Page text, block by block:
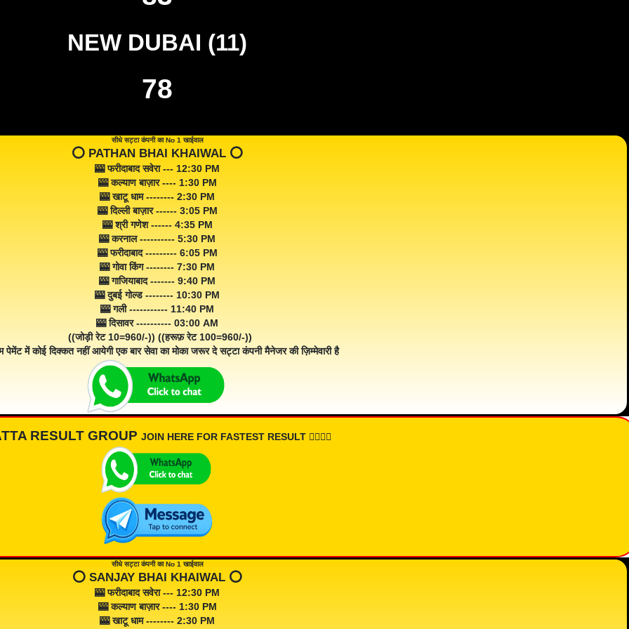
NEW DUBAI (11)
78
सीधे सट्टा कंपनी का No 1 खाईवाल
⭕️ PATHAN BHAI KHAIWAL ⭕️
🎰 फरीदाबाद सवेरा --- 12:30 PM
🎰 कल्याण बाज़ार ---- 1:30 PM
🎰 खाटू धाम -------- 2:30 PM
🎰 दिल्ली बाज़ार ------ 3:05 PM
🎰 श्री गणेश ------ 4:35 PM
🎰 करनाल ---------- 5:30 PM
🎰 फरीदाबाद --------- 6:05 PM
🎰 गोवा किंग -------- 7:30 PM
🎰 गाजियाबाद ------- 9:40 PM
🎰 दुबई गोल्ड -------- 10:30 PM
🎰 गली ----------- 11:40 PM
🎰 दिसावर ---------- 03:00 AM
((जोड़ी रेट 10=960/-)) ((हरूफ़ रेट 100=960/-))
पेमेंट में कोई दिक्कत नहीं आयेगी एक बार सेवा का मोका जरूर दे सट्टा कंपनी मैनेजर की ज़िम्मेवारी है
RESULT GROUP JOIN HERE FOR FASTEST RESULT 👇🏾👇🏾
सीधे सट्टा कंपनी का No 1 खाईवाल
⭕️ SANJAY BHAI KHAIWAL ⭕️
🎰 फरीदाबाद सवेरा --- 12:30 PM
🎰 कल्याण बाज़ार ---- 1:30 PM
🎰 खाटू धाम -------- 2:30 PM